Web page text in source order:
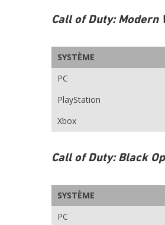
Call of Duty: Modern
SYSTÈME
PC
PlayStation
Xbox
Call of Duty: Black
SYSTÈME
PC